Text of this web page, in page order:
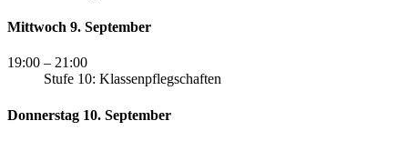
Mittwoch 9. September
19:00 – 21:00
Stufe 10: Klassenpflegschaften
Donnerstag 10. September